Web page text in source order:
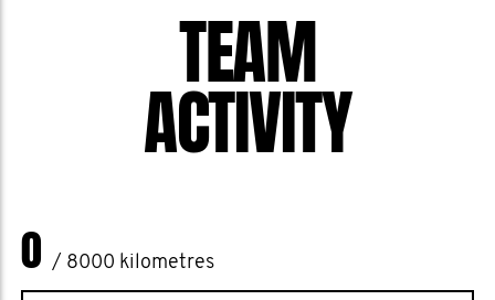
TEAM
ACTIVITY
0 / 8000 kilometres